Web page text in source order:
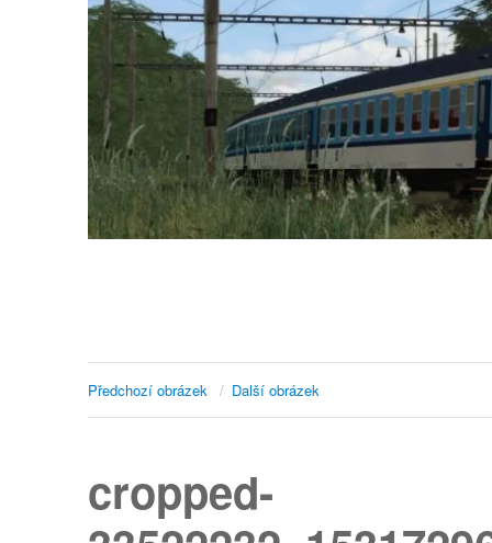
Předchozí obrázek Další obrázek
cropped-